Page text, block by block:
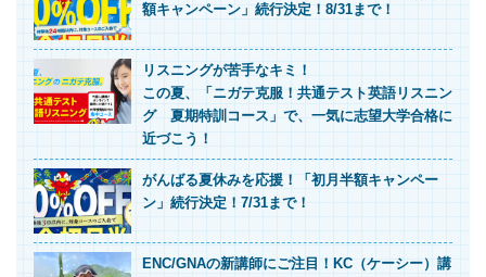
額キャンペーン」続行決定！8/31まで！
リスニングが苦手なキミ！
この夏、「ニガテ克服！共通テスト英語リスニン
グ 夏期特訓コース」で、一気に志望大学合格に
近づこう！
がんばる夏休みを応援！「初月半額キャンペー
ン」続行決定！7/31まで！
ENC/GNAの新講師にご注目！KC（ケーシー）講